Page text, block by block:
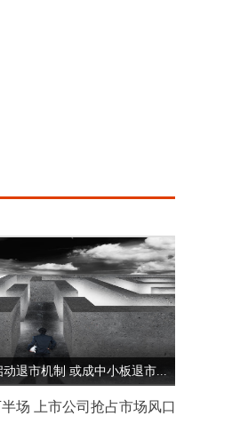
退市机制 或成中小板退市...
场 上市公司抢占市场风口